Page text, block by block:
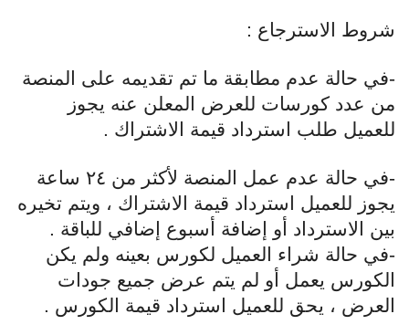
شروط الاسترجاع :
-في حالة عدم مطابقة ما تم تقديمه على المنصة
من عدد كورسات للعرض المعلن عنه يجوز
للعميل طلب استرداد قيمة الاشتراك .
-في حالة عدم عمل المنصة لأكثر من ٢٤ ساعة
يجوز للعميل استرداد قيمة الاشتراك ، ويتم تخيره
بين الاسترداد أو إضافة أسبوع إضافي للباقة .
-في حالة شراء العميل لكورس بعينه ولم يكن
الكورس يعمل أو لم يتم عرض جميع جودات
العرض ، يحق للعميل استرداد قيمة الكورس .